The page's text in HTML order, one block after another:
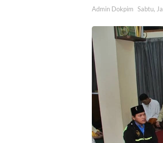
Admin Dokpim Sabtu,